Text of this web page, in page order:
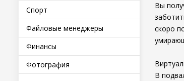
Спорт
Файловые менеджеры
Финансы
Фотография
Вы
скоро
В